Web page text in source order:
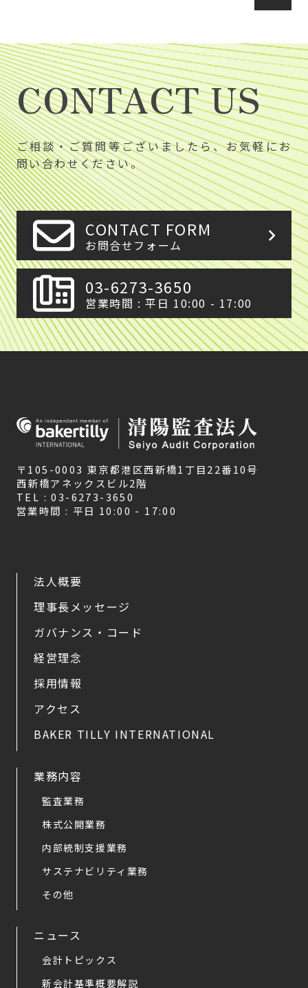
CONTACT US
ご相談・ご質問等ございましたら、お気軽にお
問い合わせください。
CONTACT FORM
お問合せフォーム
03-6273-3650
営業時間 : 平日 10:00 - 17:00
〒105-0003 東京都港区西新橋1丁目22番10号
西新橋アネックスビル2階
TEL : 03-6273-3650
営業時間 : 平日 10:00 - 17:00
法人概要
理事長メッセージ
ガバナンス・コード
経営理念
採用情報
アクセス
BAKER TILLY INTERNATIONAL
業務内容
監査業務
株式公開業務
内部統制支援業務
サステナビリティ業務
その他
ニュース
会計トピックス
新会計基準概要解説